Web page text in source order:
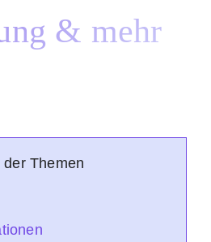
& mehr
Themen